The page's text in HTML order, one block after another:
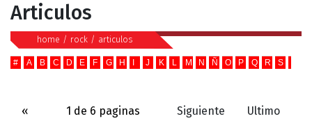
Articulos
home / rock / articulos
# A B C D E F G H J K L M N Ñ O P Q R S
« 1 de 6 paginas Siguiente Ultimo